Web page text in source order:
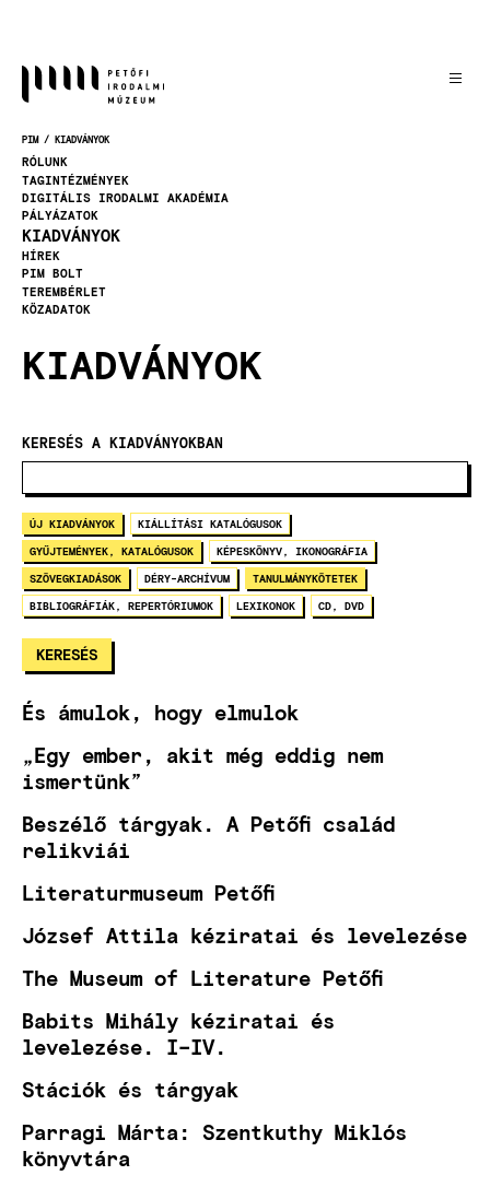
MORZSA
PIM KIADVÁNYOK
RÓLUNK
TAGINTÉZMÉNYEK
DIGITÁLIS IRODALMI AKADÉMIA
PÁLYÁZATOK
KIADVÁNYOK
HÍREK
PIM BOLT
TEREMBÉRLET
KÖZADATOK
KIADVÁNYOK
KERESÉS A KIADVÁNYOKBAN
ÚJ KIADVÁNYOK KIÁLLÍTÁSI KATALÓGUSOK
GYŰJTEMÉNYEK, KATALÓGUSOK KÉPESKÖNYV, IKONOGRÁFIA
SZÖVEGKIADÁSOK DÉRY-ARCHÍVUM TANULMÁNYKÖTETEK
BIBLIOGRÁFIÁK, REPERTÓRIUMOK LEXIKONOK CD, DVD
És ámulok, hogy elmulok
„Egy ember, akit még eddig nem
ismertünk”
Beszélő tárgyak. A Petőfi család
relikviái
Literaturmuseum Petőfi
József Attila kéziratai és levelezése
The Museum of Literature Petőfi
Babits Mihály kéziratai és
levelezése. I–IV.
Stációk és tárgyak
Parragi Márta: Szentkuthy Miklós
könyvtára